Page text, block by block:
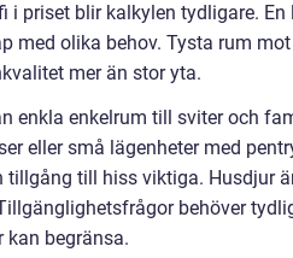
i priset blir kalkylen tydligare.
med olika behov. Tysta rum
mer än stor yta.
enkla enkelrum till sviter och
eller små lägenheter med
till hiss viktiga. Husdjur
behöver
kan begränsa.